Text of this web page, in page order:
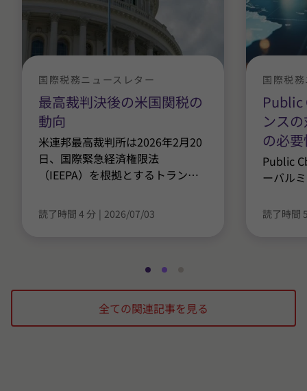
最高裁判決後の米国関税の
動向
国際税務ニュースレター
米連邦最高裁判所は2026年2月20
日、国際緊急経済権限法
（IEEPA）を根拠とするトラン…
読了時間 4 分 | 2026/07/03
Public
ンス
の必
国際税
Public
ーバル
読了時間
ス
ラ
イ
ド
ス
ラ
イ
ド
ラ
イ
ド
全ての関連記事を見る